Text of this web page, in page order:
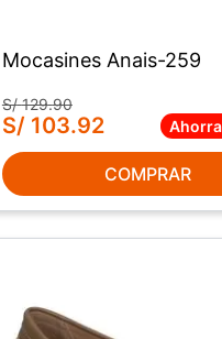
Mocasines Anais-259
S/ 129.90
S/ 103.92 Ahorra
COMPRAR